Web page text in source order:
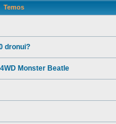
Temos
dronui?
Monster Beatle